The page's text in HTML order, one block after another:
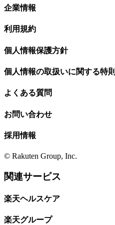
企業情報
利用規約
個人情報保護方針
個人情報の取扱いに関する特則
よくある質問
お問い合わせ
採用情報
© Rakuten Group, Inc.
関連サービス
楽天ヘルスケア
楽天グループ